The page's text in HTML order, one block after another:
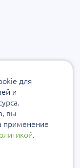
для
и
вы
применение
.